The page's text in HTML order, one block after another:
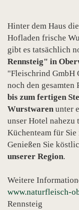
Hinter dem Haus
Hofladen frische
gibt es tatsächlich
Rennsteig" in
"Fleischrind GmbH
noch den gesamten
bis zum fertigen
Wurstwaren unter
unser Hotel
Küchenteam für
Genießen Sie
unserer Region.
Weitere
www.naturfleisch-
Rennsteig